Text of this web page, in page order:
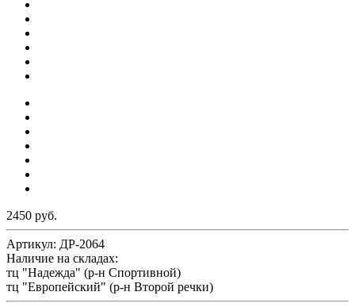
2450 руб.
Артикул: ДР-2064
Наличие на складах:
тц "Надежда" (р-н Спортивной)
тц "Европейский" (р-н Второй речки)